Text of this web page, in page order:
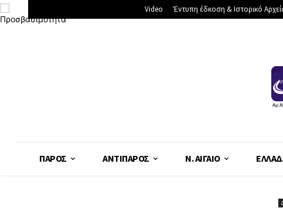
Video Έντυπη έδκοση & Ιστορικό
ΠΆΡΟΣ ΑΝΤΊΠΑΡΟΣ Ν. ΑΙΓΑΊΟ